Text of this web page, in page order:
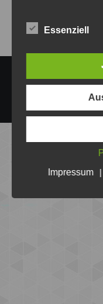
Copyright
Essenziell
Impressum
|